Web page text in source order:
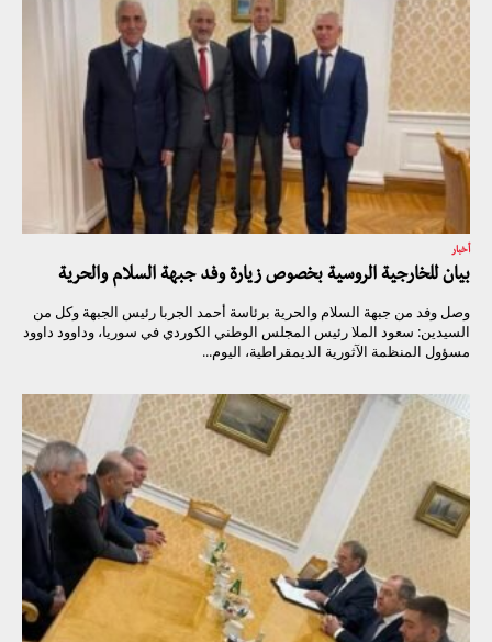
أخبار
بيان للخارجية الروسية بخصوص زيارة وفد جبهة السلام والحرية
وصل وفد من جبهة السلام والحرية برئاسة أحمد الجربا رئيس الجبهة وكل من
السيدين: سعود الملا رئيس المجلس الوطني الكوردي في سوريا، وداوود داوود
مسؤول المنظمة الآثورية الديمقراطية، اليوم...